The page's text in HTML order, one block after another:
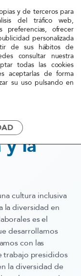
apostando por la
diversidad
y la
cultura inclusiva
la diversidad en
es el
desarrollamos
con las
trabajo presididos
la diversidad de
y de terceros para
del tráfico web,
preferencias, ofrecer
personalizada
de sus hábitos de
consultar nuestra
todas las cookies
aceptarlas de forma
su uso pulsando en